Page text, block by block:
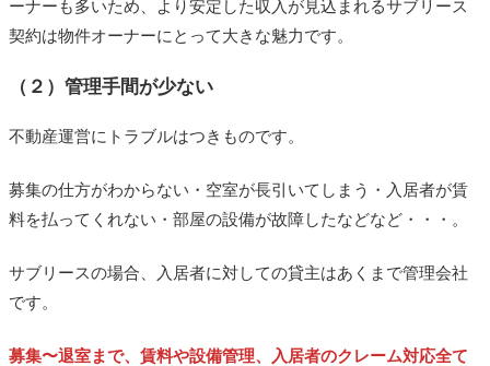
ーナーも多いため、より安定した収入が見込まれるサブリース
契約は物件オーナーにとって大きな魅力です。
（２）管理手間が少ない
不動産運営にトラブルはつきものです。
募集の仕方がわからない・空室が長引いてしまう・入居者が賃
料を払ってくれない・部屋の設備が故障したなどなど・・・。
サブリースの場合、入居者に対しての貸主はあくまで管理会社
です。
募集〜退室まで、賃料や設備管理、入居者のクレーム対応全て